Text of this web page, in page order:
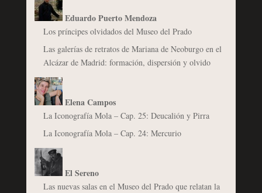
Eduardo Puerto Mendoza
Los príncipes olvidados del Museo del Prado
Las galerías de retratos de Mariana de Neoburgo en el
Alcázar de Madrid: formación, dispersión y olvido
Elena Campos
La Iconografía Mola – Cap. 25: Deucalión y Pirra
La Iconografía Mola – Cap. 24: Mercurio
El Sereno
Las nuevas salas en el Museo del Prado que relatan la